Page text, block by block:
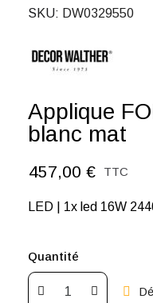
SKU DW0329550
Applique
blanc mat
457,00 € TTC
Quantité